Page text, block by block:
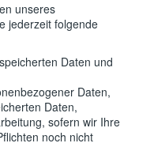
unseres
jederzeit folgende
Daten und
Daten,
Daten,
sofern wir Ihre
noch nicht